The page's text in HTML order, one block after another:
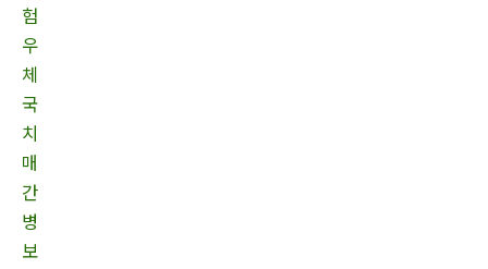
험
우
체
국
치
매
간
병
보